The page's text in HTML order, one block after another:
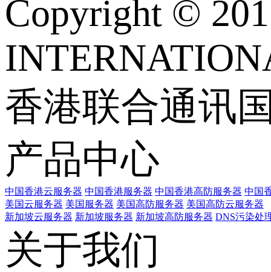
Copyright ©
香港联合通讯
产品中心
中国香港云服务器 中国香港服务器 中国香港高防服务器 中国
美国云服务器 美国服务器 美国高防服务器 美国高防云服务器
新加坡云服务器 新加坡服务器 新加坡高防服务器 DNS污染处
关于我们